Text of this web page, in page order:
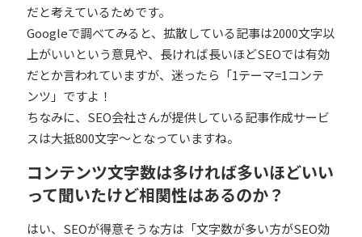
だと考えているためです。
Googleで調べてみると、拡散している記事は2000文字以
上がいいという意見や、長ければ長いほどSEOでは有効
だとか言われていますが、迷ったら「1テーマ=1コンテ
ンツ」ですよ！
ちなみに、SEO会社さんが提供している記事作成サービ
スは大抵800文字～となっていますね。
コンテンツ文字数は多ければ多いほどいい
って聞いたけど相関性はあるのか？
はい、SEOが得意そうな方は「文字数が多い方がSEO効